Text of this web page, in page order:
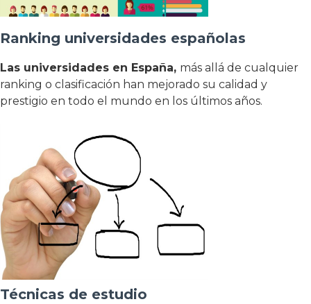
Ranking universidades españolas
Las universidades en España, más allá de cualquier
ranking o clasificación han mejorado su calidad y
prestigio en todo el mundo en los últimos años.
Técnicas de estudio